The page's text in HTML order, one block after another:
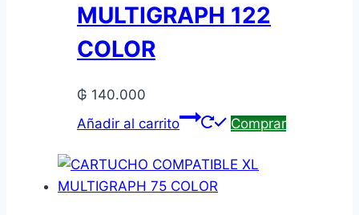
MULTIGRAPH 122
COLOR
₲ 140.000
Añadir al carrito
Comprar